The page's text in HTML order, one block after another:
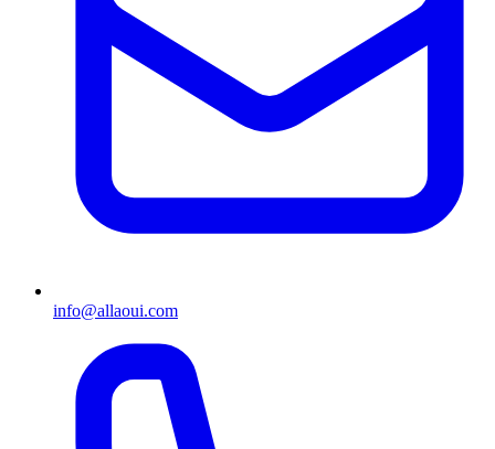
info@allaoui.com